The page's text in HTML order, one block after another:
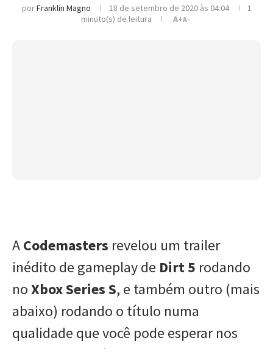
porFranklin Magno 18 de setembro de 2020 às 04:04
1
minuto(s) de leitura
A+A-
ACodemasters revelou um trailer
inédito de gameplay de Dirt 5 rodando
noXbox Series S, e também outro (mais
abaixo) rodando o título numa
qualidade que você pode esperar nos